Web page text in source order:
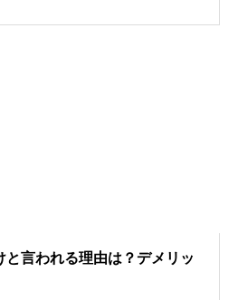
言われる理由は？デメリッ